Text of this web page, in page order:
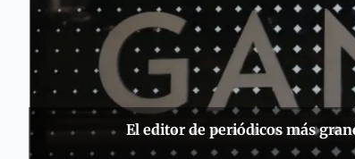
El editor de periódicos más